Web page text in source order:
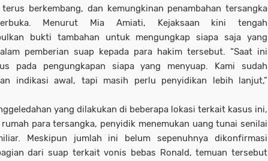
berkembang, dan kemungkinan penambahan tersangka
Menurut Mia Amiati, Kejaksaan kini tengah
bukti tambahan untuk mengungkap siapa saja yang
pemberian suap kepada para hakim tersebut. “Saat ini
pada pengungkapan siapa yang menyuap. Kami sudah
indikasi awal, tapi masih perlu penyidikan lebih lanjut,”
yang dilakukan di beberapa lokasi terkait kasus ini,
para tersangka, penyidik menemukan uang tunai senilai
Meskipun jumlah ini belum sepenuhnya dikonfirmasi
dari suap terkait vonis bebas Ronald, temuan tersebut